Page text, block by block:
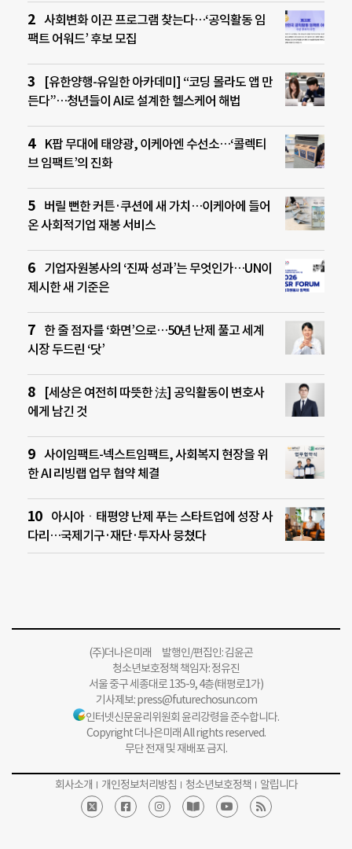
사회변화 이끈 프로그램 찾는다…‘공익활동 임
팩트 어워드’ 후보 모집
[유한양행-유일한 아카데미] “코딩 몰라도 앱 만
든다”…청년들이 AI로 설계한 헬스케어 해법
K팝 무대에 태양광, 이케아엔 수선소…‘콜렉티
브 임팩트’의 진화
버릴 뻔한 커튼·쿠션에 새 가치…이케아에 들어
온 사회적기업 재봉 서비스
기업자원봉사의 ‘진짜 성과’는 무엇인가…UN이
제시한 새 기준은
한 줄 점자를 ‘화면’으로…50년 난제 풀고 세계
시장 두드린 ‘닷’
[세상은 여전히 따뜻한 法] 공익활동이 변호사
에게 남긴 것
사이임팩트-넥스트임팩트, 사회복지 현장을 위
한 AI 리빙랩 업무 협약 체결
아시아ㆍ태평양 난제 푸는 스타트업에 성장 사
다리…국제기구·재단·투자사 뭉쳤다
(주)더나은미래 발행인/편집인: 김윤곤
청소년보호정책 책임자: 정유진
서울 중구 세종대로 135-9, 4층(태평로1가)
기사제보:press@futurechosun.com
인터넷신문윤리위원회 윤리강령을 준수합니다.
Copyright 더나은미래 All rights reserved.
무단 전재 및 재배포 금지.
회사소개 개인정보처리방침 청소년보호정책 알립니다